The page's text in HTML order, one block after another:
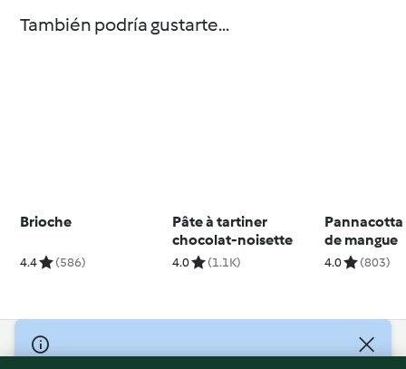
También podría gustarte...
Brioche
4.4 (586)
Pâte à tartiner
chocolat-noisette
4.0 (1.1K)
Pannacotta
de mangue
4.0 (803)
© Copyright 2026